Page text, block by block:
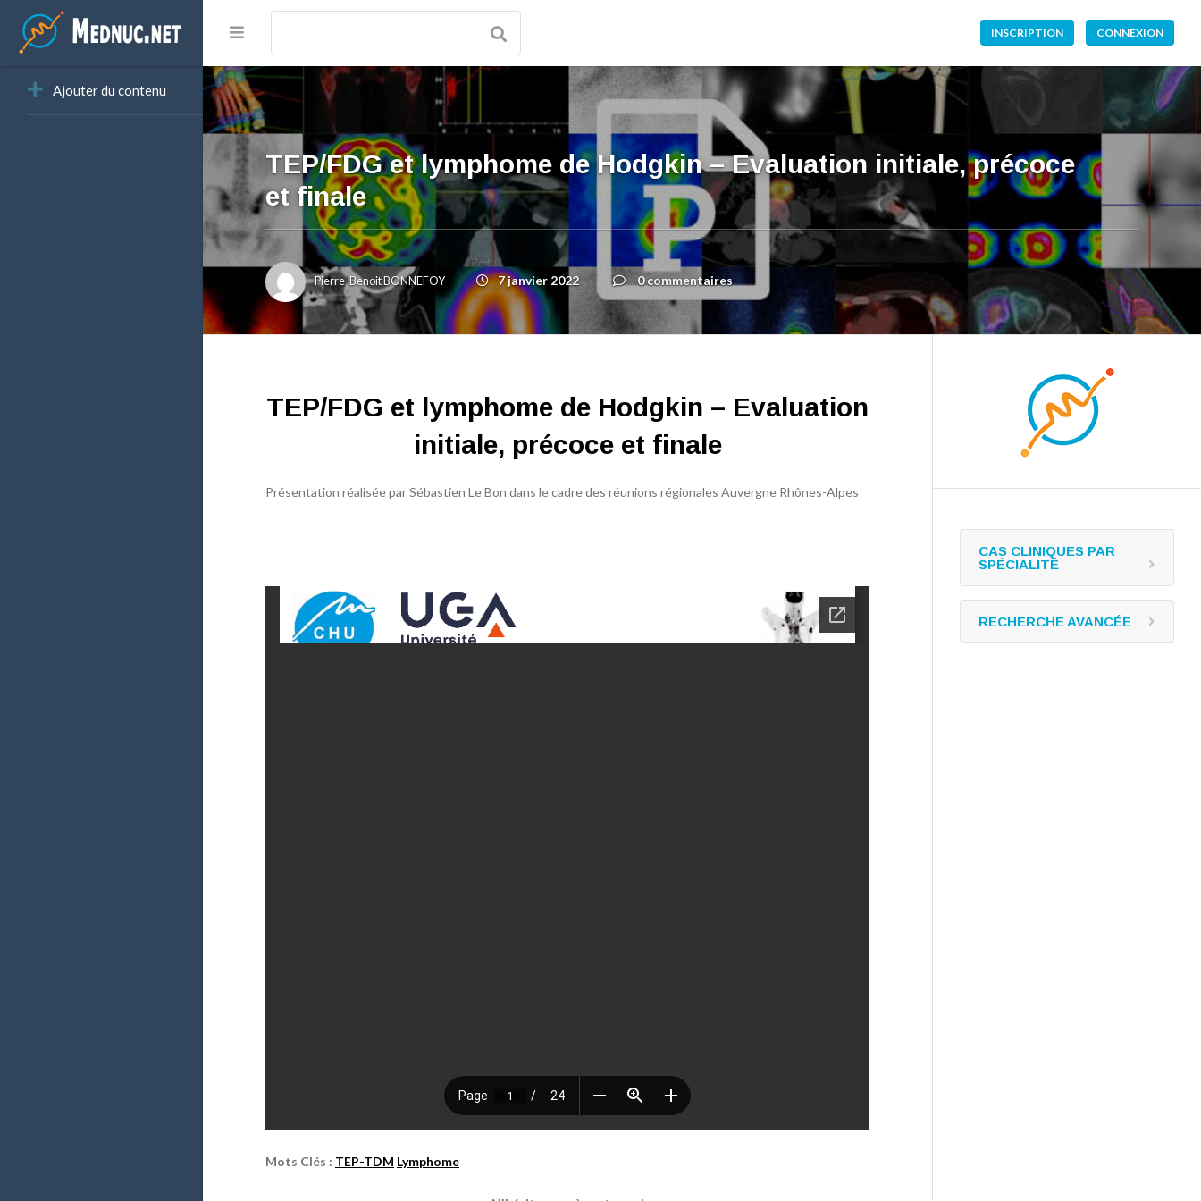
INSCRIPTION CONNEXION
Ajouter du contenu
TEP/FDG et lymphome de Hodgkin – Evaluation initiale, précoce
et finale
Pierre-Benoit BONNEFOY 7 janvier 2022 0 commentaires
TEP/FDG et lymphome de Hodgkin – Evaluation
initiale, précoce et finale
Présentation réalisée par Sébastien Le Bon dans le cadre des réunions régionales Auvergne Rhônes-Alpes
Mots Clés : TEP-TDM Lymphome
CAS CLINIQUES PAR
SPÉCIALITÉ
RECHERCHE AVANCÉE